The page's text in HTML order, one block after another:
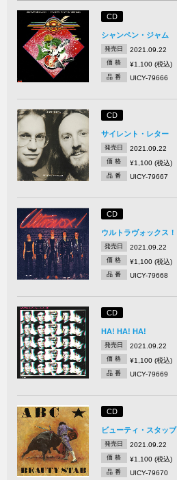
CD
シャンペン・ジャム
発売日 2021.09.22
価 格 ¥1,100 (税込)
品 番 UICY-79666
CD
サイレント・レター
発売日 2021.09.22
価 格 ¥1,100 (税込)
品 番 UICY-79667
CD
ウルトラヴォックス！
発売日 2021.09.22
価 格 ¥1,100 (税込)
品 番 UICY-79668
CD
HA! HA! HA!
発売日 2021.09.22
価 格 ¥1,100 (税込)
品 番 UICY-79669
CD
ビューティ・スタッブ
発売日 2021.09.22
価 格 ¥1,100 (税込)
品 番 UICY-79670